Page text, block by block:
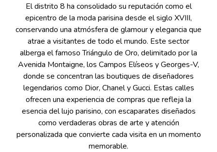
El distrito 8 ha consolidado su reputación como el
epicentro de la moda parisina desde el siglo XVIII,
conservando una atmósfera de glamour y elegancia que
atrae a visitantes de todo el mundo. Este sector
alberga el famoso Triángulo de Oro, delimitado por la
Avenida Montaigne, los Campos Elíseos y Georges-V,
donde se concentran las boutiques de diseñadores
legendarios como Dior, Chanel y Gucci. Estas calles
ofrecen una experiencia de compras que refleja la
esencia del lujo parisino, con escaparates diseñados
como verdaderas obras de arte y atención
personalizada que convierte cada visita en un momento
memorable.